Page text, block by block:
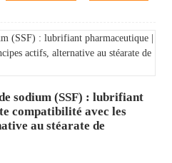
sodium (SSF) : lubrifiant
compatibilité avec les
au stéarate de